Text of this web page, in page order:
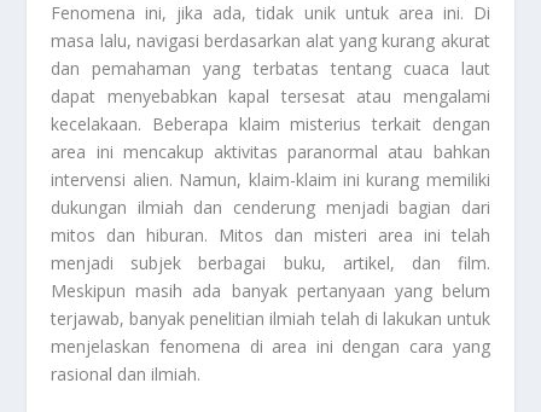
Fenomena ini, jika ada, tidak unik untuk area ini. Di
masa lalu, navigasi berdasarkan alat yang kurang akurat
dan pemahaman yang terbatas tentang cuaca laut
dapat menyebabkan kapal tersesat atau mengalami
kecelakaan. Beberapa klaim misterius terkait dengan
area ini mencakup aktivitas paranormal atau bahkan
intervensi alien. Namun, klaim-klaim ini kurang memiliki
dukungan ilmiah dan cenderung menjadi bagian dari
mitos dan hiburan. Mitos dan misteri area ini telah
menjadi subjek berbagai buku, artikel, dan film.
Meskipun masih ada banyak pertanyaan yang belum
terjawab, banyak penelitian ilmiah telah di lakukan untuk
menjelaskan fenomena di area ini dengan cara yang
rasional dan ilmiah.